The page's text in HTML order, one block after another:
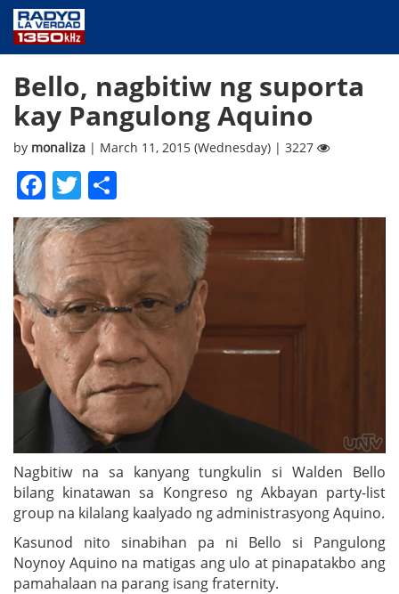
PUBLIC SERVICE
ANNOUNCEMENTS
PROGRAMS
ABOUT
CONTACT US
Bello, nagbitiw ng suporta
kay Pangulong Aquino
by monaliza | March 11, 2015 (Wednesday) | 3227
Facebook
Twitter
Nagbitiw na sa kanyang tungkulin si Walden Bello
bilang kinatawan sa Kongreso ng Akbayan party-list
group na kilalang kaalyado ng administrasyong Aquino.
Kasunod nito sinabihan pa ni Bello si Pangulong
Noynoy Aquino na matigas ang ulo at pinapatakbo ang
pamahalaan na parang isang fraternity.